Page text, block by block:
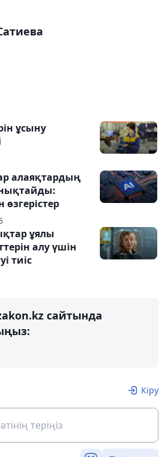
ұсыну
алаяқтардың
өзгерістер
ұялы
алу үшін
тиіс
сайтында
Кіру